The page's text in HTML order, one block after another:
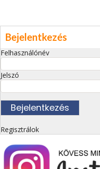
Bejelentkezés
Felhasználónév
Jelszó
Regisztrálok